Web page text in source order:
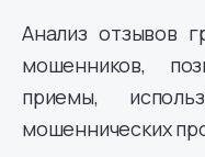
Анализ отзывов
мошенников,
приемы,
мошеннических